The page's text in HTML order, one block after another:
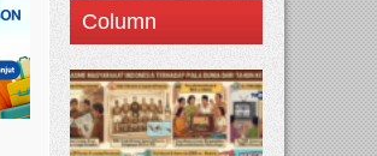
Column